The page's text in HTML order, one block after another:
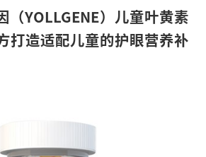
（YOLLGENE）儿童叶黄素
打造适配儿童的护眼营养补